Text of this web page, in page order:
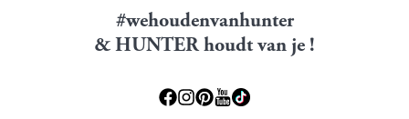
#wehoudenvanhunter
& HUNTER houdt van je !